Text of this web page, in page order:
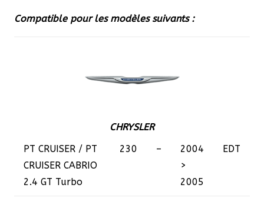
Compatible pour les modèles suivants :
CHRYSLER
PT CRUISER / PT
CRUISER CABRIO
2.4 GT Turbo
230 –
2004
>
2005
EDT